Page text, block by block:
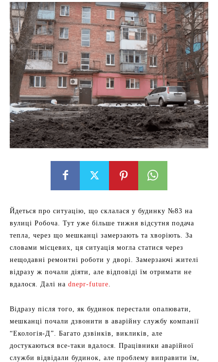
Йдеться про ситуацію, що склалася у будинку №83 на
вулиці Робоча. Тут уже більше тижня відсутня подача
тепла, через що мешканці замерзають та хворіють. За
словами місцевих, ця ситуація могла статися через
нещодавні ремонтні роботи у дворі. Замерзаючі жителі
відразу ж почали діяти, але відповіді їм отримати не
вдалося. Далі на dnepr-future.
Відразу після того, як будинок перестали опалювати,
мешканці почали дзвонити в аварійну службу компанії
“Екологія-Д”. Багато дзвінків, викликів, але
достукаються все-таки вдалося. Працівники аварійної
служби відвідали будинок, але проблему виправити їм,